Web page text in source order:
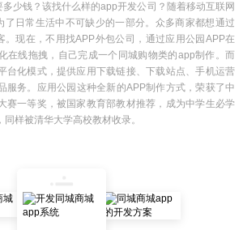
少钱？该找什么样的app开发公司？随着移动互联网
了日常生活中不可缺少的一部分。众多商家都想通过
。现在，不用找APP外包公司，通过应用公园APP在
在线拖拽，自己完成一个同城购物类的app制作。而
台化模式，提供应用下载链接、下载站点、手机运营
服务。应用公园这种全新的APP制作方式，荣获了中
赛一等奖，被国家教育部教材推荐，成为中学生必学
样被清华大学高校教材收录。